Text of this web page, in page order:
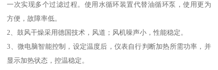
一次实现多个过滤过程。使用水循环装置代替油循环泵，使用更为
方便，故障率低。
2、鼓风干燥采用德国技术，风道；风机噪声小，性能稳定。
3、微电脑智能控制，设定温度后，仪表自行判断加热所需功率，并
显示加热状态，控温稳定。